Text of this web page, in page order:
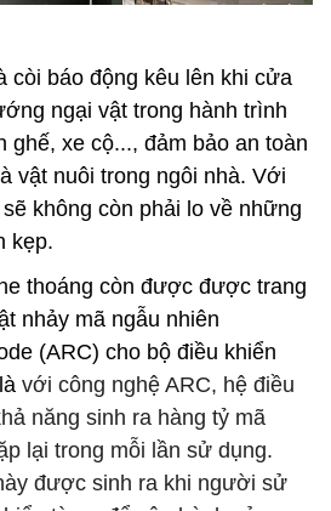
còi báo động kêu lên khi cửa
ngại vật trong hành trình
ghế, xe cộ..., đảm bảo an toàn
vật nuôi trong ngôi nhà. Với
không còn phải lo về những
kẹp.
thoáng còn được được trang
nhảy mã ngẫu nhiên
(ARC) cho bộ điều khiển
với công nghệ ARC, hệ điều
năng sinh ra hàng tỷ mã
lại trong mỗi lần sử dụng.
được sinh ra khi người sử